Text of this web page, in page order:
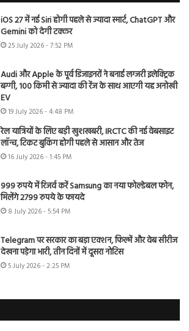
iOS 27 में नई Siri होगी पहले से ज्यादा स्मार्ट, ChatGPT और
Gemini को देगी टक्कर
25 July 2026 - 7:52 PM
Audi और Apple के पूर्व डिजाइनरों ने बनाई लग्जरी इलेक्ट्रिक
बग्गी, 100 किमी से ज्यादा की रेंज के साथ आएगी यह अनोखी
EV
19 July 2026 - 4:48 PM
रेल यात्रियों के लिए बड़ी खुशखबरी, IRCTC की नई वेबसाइट
लॉन्च, टिकट बुकिंग होगी पहले से आसान और तेज
16 July 2026 - 1:45 PM
999 रुपये में रिजर्व करें Samsung का नया फोल्डेबल फोन,
मिलेंगे 2799 रुपये के फायदे
8 July 2026 - 5:54 PM
Telegram पर सरकार का बड़ा एक्शन, फिल्में और वेब सीरीज
देखना पड़ेगा भारी, तीन दिनों में दूसरा नोटिस
5 July 2026 - 2:25 PM